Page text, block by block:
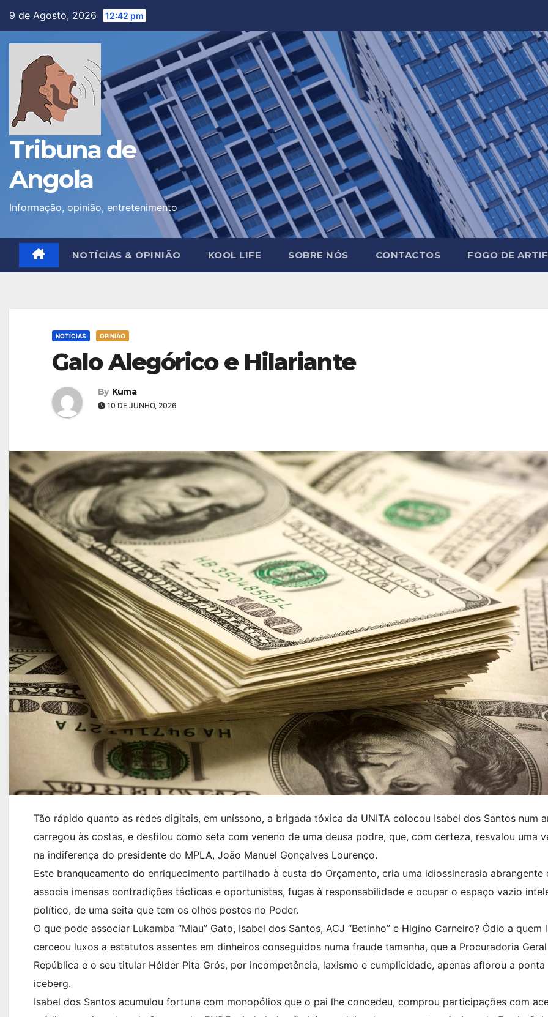
9 de Agosto, 2026 12:42 pm
Tribuna de
Angola
Informação, opinião, entretenimento
NOTÍCIAS & OPINIÃO KOOL LIFE SOBRE NÓS CONTACTOS FOGO DE
NOTÍCIAS OPINIÃO
Galo Alegórico e Hilariante
By Kuma
10 DE JUNHO, 2026
Tão rápido quanto as redes digitais, em uníssono, a brigada tóxica da UNITA colocou Isabel dos Santos num
carregou às costas, e desfilou como seta com veneno de uma deusa podre, que, com certeza, resvalou uma
na indiferença do presidente do MPLA, João Manuel Gonçalves Lourenço.
Este branqueamento do enriquecimento partilhado à custa do Orçamento, cria uma idiossincrasia abrangente
associa imensas contradições tácticas e oportunistas, fugas à responsabilidade e ocupar o espaço vazio
político, de uma seita que tem os olhos postos no Poder.
O que pode associar Lukamba “Miau” Gato, Isabel dos Santos, ACJ “Betinho” e Higino Carneiro? Ódio a quem
cerceou luxos a estatutos assentes em dinheiros conseguidos numa fraude tamanha, que a Procuradoria
República e o seu titular Hélder Pita Grós, por incompetência, laxismo e cumplicidade, apenas aflorou a ponta
iceberg.
Isabel dos Santos acumulou fortuna com monopólios que o pai lhe concedeu, comprou participações com